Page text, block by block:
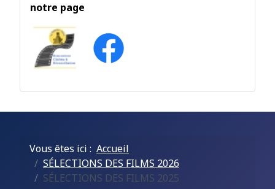
notre page
Vous êtes ici : Accueil
SÉLECTIONS DES FILMS 2026
SÉLECTIONS DES FILMS 2025